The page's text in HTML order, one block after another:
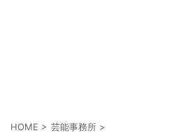
HOME > 芸能事務所 >